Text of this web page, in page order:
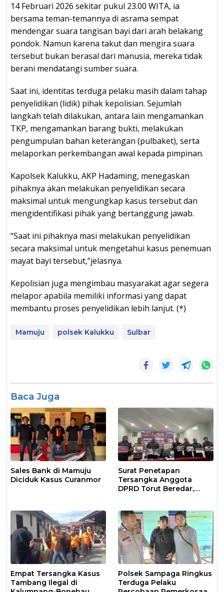
14 Februari 2026 sekitar pukul 23.00 WITA, ia
bersama teman-temannya di asrama sempat
mendengar suara tangisan bayi dari arah belakang
pondok. Namun karena takut dan mengira suara
tersebut bukan berasal dari manusia, mereka tidak
berani mendatangi sumber suara.
Saat ini, identitas terduga pelaku masih dalam tahap
penyelidikan (lidik) pihak kepolisian. Sejumlah
langkah telah dilakukan, antara lain mengamankan
TKP, mengamankan barang bukti, melakukan
pengumpulan bahan keterangan (pulbaket), serta
melaporkan perkembangan awal kepada pimpinan.
Kapolsek Kalukku, AKP Hadaming, menegaskan
pihaknya akan melakukan penyelidikan secara
maksimal untuk mengungkap kasus tersebut dan
mengidentifikasi pihak yang bertanggung jawab.
“Saat ini pihaknya masi melakukan penyelidikan
secara maksimal untuk mengetahui kasus penemuan
mayat bayi tersebut,”jelasnya.
Kepolisian juga mengimbau masyarakat agar segera
melapor apabila memiliki informasi yang dapat
membantu proses penyelidikan lebih lanjut. (*)
Mamuju polsek Kalukku Sulbar
Baca Juga
Sales Bank di Mamuju
Diciduk Kasus Curanmor
Surat Penetapan
Tersangka Anggota
DPRD Torut Beredar,
Berstatus Saksi
Empat Tersangka Kasus
Tambang Ilegal di
Polsek Sampaga Ringkus
Terduga Pelaku